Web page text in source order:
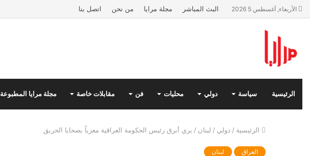
الأربعاء, أغسطس 5 2026 البث المباشر مجلة مرايا من نحن اتصل بنا
الرئيسية سياسة دولي محليات فن مقابلات خاصة مجلة مرايا المطبوعة
الرئيسية / دولي / لبنان / بري أبرق رئيس الحكومة العراقية معزياً بضحايا الحريق
العراق لبنان